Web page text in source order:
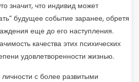
значит, что индивид может
будущее событие заранее, обретя
еще до его наступления.
качества этих психических
удовлетворенности жизнью.
с более развитыми